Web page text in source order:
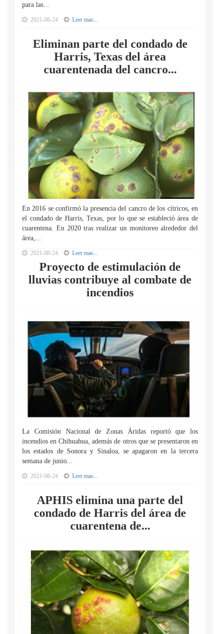
para las...
2021-08-24 Leer mas...
Eliminan parte del condado de
Harris, Texas del área
cuarentenada del cancro...
En 2016 se confirmó la presencia del cancro de los cítricos, en
el condado de Harris, Texas, por lo que se estableció área de
cuarentena. En 2020 tras realizar un monitoreo alrededor del
área,...
2021-08-24 Leer mas...
Proyecto de estimulación de
lluvias contribuye al combate de
incendios
La Comisión Nacional de Zonas Áridas reportó que los
incendios en Chihuahua, además de otros que se presentaron en
los estados de Sonora y Sinaloa, se apagaron en la tercera
semana de junio...
2021-08-24 Leer mas...
APHIS elimina una parte del
condado de Harris del área de
cuarentena de...